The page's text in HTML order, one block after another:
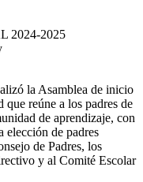
2024-2025
la Asamblea de inicio
reúne a los padres de
de aprendizaje, con
elección de padres
de Padres, los
y al Comité Escolar